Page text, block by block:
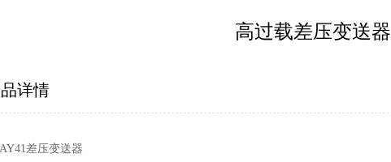
高过载差压变送器
详情
差压变送器